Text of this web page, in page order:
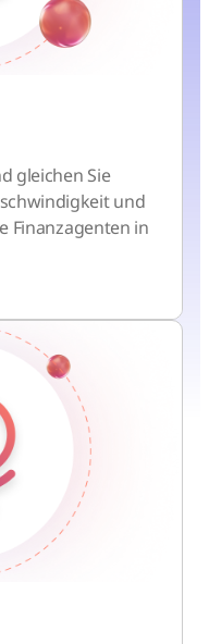
gleichen Sie
und
Finanzagenten in